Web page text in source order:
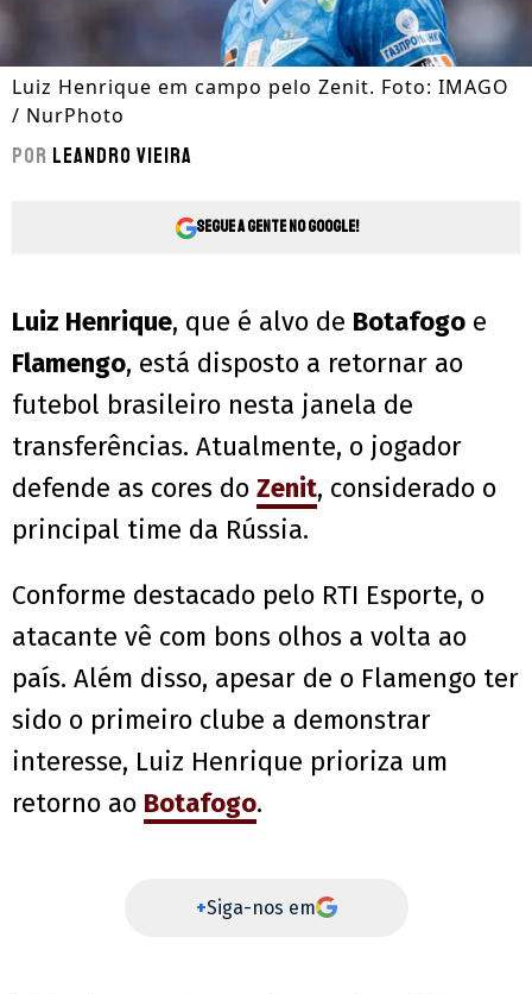
Luiz Henrique em campo pelo Zenit. Foto: IMAGO
/ NurPhoto
Por Leandro Vieira
Segue a gente no Google!
Luiz Henrique, que é alvo de Botafogo e
Flamengo, está disposto a retornar ao
futebol brasileiro nesta janela de
transferências. Atualmente, o jogador
defende as cores do Zenit, considerado o
principal time da Rússia.
Conforme destacado pelo RTI Esporte, o
atacante vê com bons olhos a volta ao
país. Além disso, apesar de o Flamengo ter
sido o primeiro clube a demonstrar
interesse, Luiz Henrique prioriza um
retorno ao Botafogo.
+Siga-nos em